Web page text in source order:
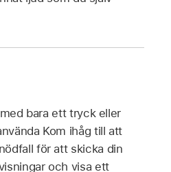
bara ett tryck eller
Kom ihåg till att
för att skicka din
och visa ett